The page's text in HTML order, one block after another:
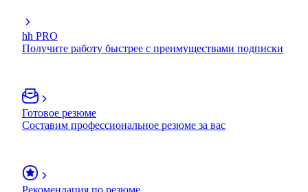
hh PRO
Получите работу быстрее с преимуществами подписки
Готовое резюме
Составим профессиональное резюме за вас
Рекомендация по резюме